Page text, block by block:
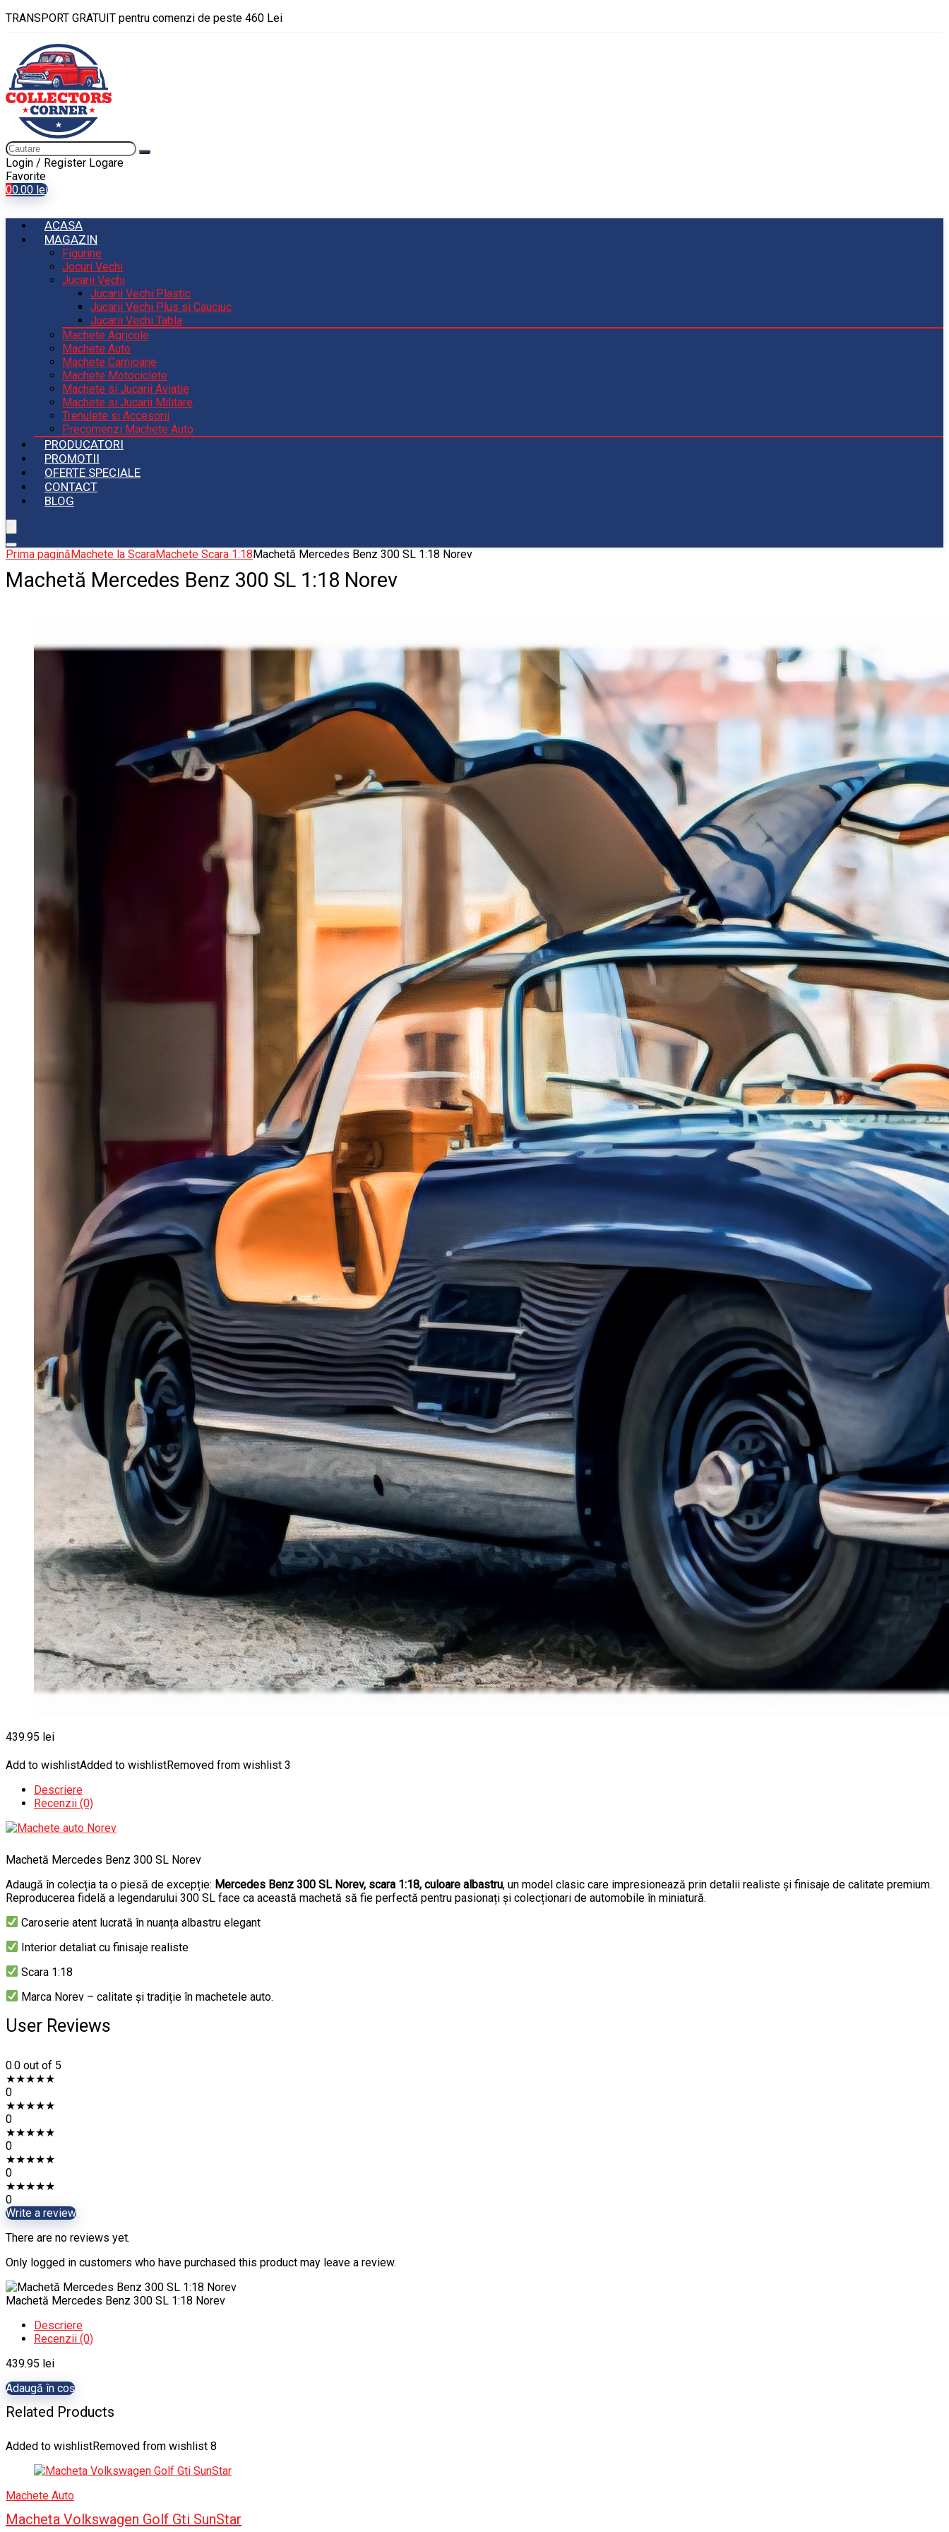
TRANSPORT GRATUIT pentru comenzi de peste 460 Lei
Login / Register Logare
Favorite
00.00 lei
ACASA
MAGAZIN
Figurine
Jocuri Vechi
Jucarii Vechi
Jucarii Vechi Plastic
Jucarii Vechi Plus si Cauciuc
Jucarii Vechi Tabla
Machete Agricole
Machete Auto
Machete Camioane
Machete Motociclete
Machete si Jucarii Aviatie
Machete si Jucarii Militare
Trenulete si Accesorii
Precomenzi Machete Auto
PRODUCATORI
PROMOTII
OFERTE SPECIALE
CONTACT
BLOG
Prima paginăMachete la ScaraMachete Scara 1:18Machetă Mercedes Benz 300 SL 1:18 Norev
Machetă Mercedes Benz 300 SL 1:18 Norev
439.95 lei
Add to wishlistAdded to wishlistRemoved from wishlist 3
Descriere
Recenzii (0)
Machetă Mercedes Benz 300 SL Norev
Adaugă în colecția ta o piesă de excepție: Mercedes Benz 300 SL Norev, scara 1:18, culoare albastru, un model clasic care impresionează prin detalii realiste și finisaje de calitate premium.
Reproducerea fidelă a legendarului 300 SL face ca această machetă să fie perfectă pentru pasionați și colecționari de automobile în miniatură.
Caroserie atent lucrată în nuanța albastru elegant
Interior detaliat cu finisaje realiste
Scara 1:18
Marca Norev – calitate și tradiție în machetele auto.
User Reviews
0.0 out of 5
★★★★★
0
★★★★★
0
★★★★★
0
★★★★★
0
★★★★★
0
Write a review
There are no reviews yet.
Only logged in customers who have purchased this product may leave a review.
Machetă Mercedes Benz 300 SL 1:18 Norev
Descriere
Recenzii (0)
439.95 lei
Adaugă în coș
Related Products
Added to wishlistRemoved from wishlist 8
Machete Auto
Macheta Volkswagen Golf Gti SunStar